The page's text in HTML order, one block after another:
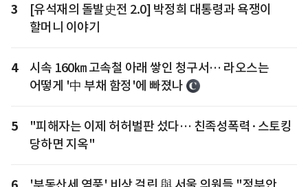
3
[유석재의 돌발史전 2.0] 박정희 대통령과 욕쟁이
할머니 이야기
4
시속 160㎞ 고속철 아래 쌓인 청구서… 라오스는
어떻게 '中 부채 함정'에 빠졌나
5
"피해자는 이제 허허벌판 섰다… 친족성폭력·스토킹
당하면 지옥"